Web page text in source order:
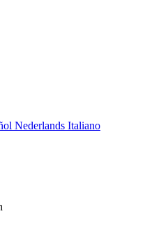
Nederlands Italiano